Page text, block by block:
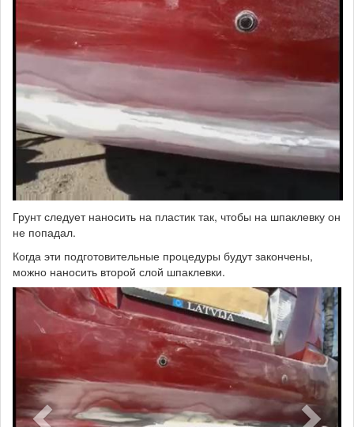
Грунт следует наносить на пластик так, чтобы на шпаклевку он
не попадал.
Когда эти подготовительные процедуры будут закончены,
можно наносить второй слой шпаклевки.